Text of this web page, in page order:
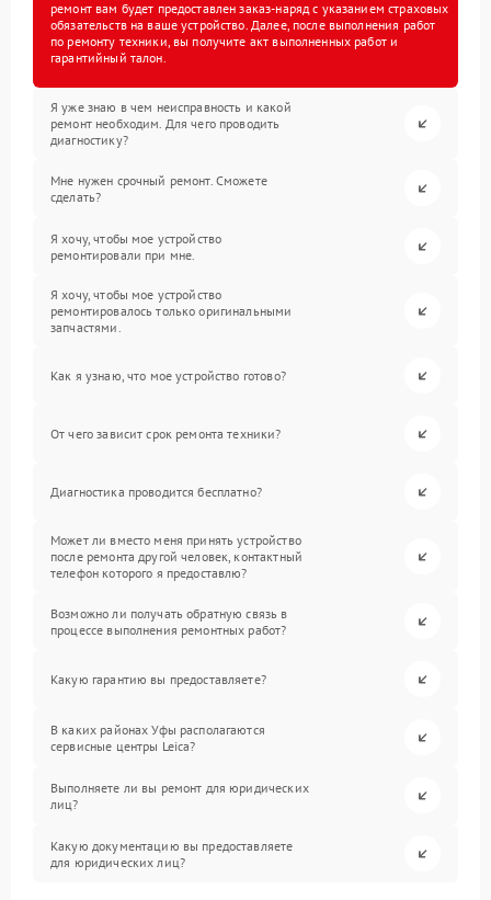
ремонт вам будет предоставлен заказ-наряд с указанием страховых
обязательств на ваше устройство. Далее, после выполнения работ
по ремонту техники, вы получите акт выполненных работ и
гарантийный талон.
Я уже знаю в чем неисправность и какой
ремонт необходим. Для чего проводить
диагностику?
Мне нужен срочный ремонт. Сможете
сделать?
Я хочу, чтобы мое устройство
ремонтировали при мне.
Я хочу, чтобы мое устройство
ремонтировалось только оригинальными
запчастями.
Как я узнаю, что мое устройство готово?
От чего зависит срок ремонта техники?
Диагностика проводится бесплатно?
Может ли вместо меня принять устройство
после ремонта другой человек, контактный
телефон которого я предоставлю?
Возможно ли получать обратную связь в
процессе выполнения ремонтных работ?
Какую гарантию вы предоставляете?
В каких районах Уфы располагаются
сервисные центры Leica?
Выполняете ли вы ремонт для юридических
лиц?
Какую документацию вы предоставляете
для юридических лиц?